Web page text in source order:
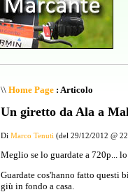
\\ Home Page: Articolo
Un giretto da Ala a
Di Marco Tenuti(del 29/12/2012 @
Meglio se lo guardate a 720p...
Guardate cos'hanno fatto questi
giù in fondo a casa.